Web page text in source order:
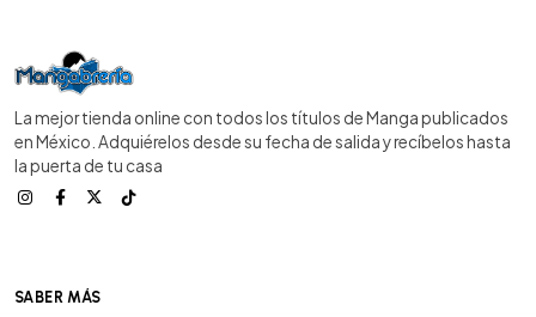
La mejor tienda online con todos los títulos de Manga publicados
en México. Adquiérelos desde su fecha de salida y recíbelos hasta
la puerta de tu casa
SABER MÁS